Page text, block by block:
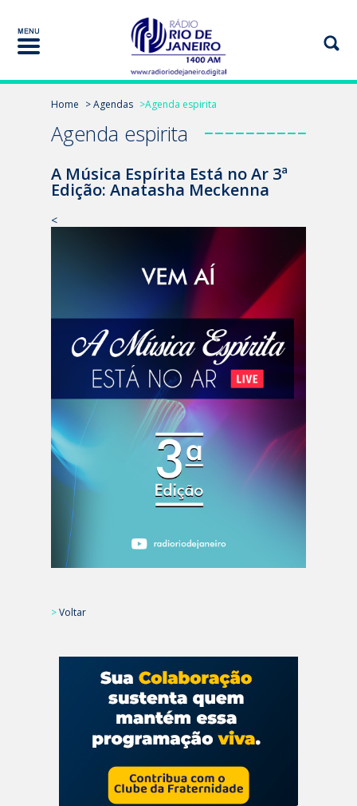
Home > Agendas >Agenda espirita
Agenda espirita
A Música Espírita Está no Ar 3ª
Edição: Anatasha Meckenna
<
>Voltar